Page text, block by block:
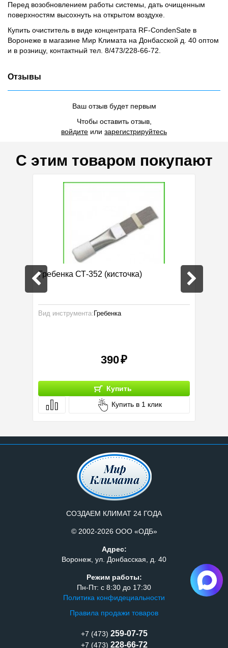
Перед возобновлением работы системы, дать очищенным
поверхностям высохнуть на открытом воздухе.
Купить очиститель в виде концентрата RF-CondenSate в
Воронеже в магазине Мир Климата на Донбасской д. 40 оптом
и в розницу, контактный тел. 8/473/228-66-72.
Отзывы
Ваш отзыв будет первым
Чтобы оставить отзыв,
войдите или зарегистрируйтесь
С этим товаром покупают
Гребенка СТ-352 (кисточка)
Вид инструмента: Гребенка
390
Купить
Купить в 1 клик
СОЗДАЕМ КЛИМАТ 24 ГОДА
© 2002-2026 ООО «ОДБ»
Адрес:
Воронеж, ул. Донбасская, д. 40
Режим работы:
Пн-Пт: с 8:30 до 17:30
Политика конфидециальности
Правила продажи товаров
+7 (473) 259-07-75
+7 (473) 228-66-72